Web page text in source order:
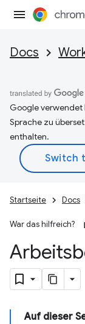
Docs
Google verwendet
Sprache zu
enthalten.
Startseite Docs
War das hilfreich?
Auf dieser